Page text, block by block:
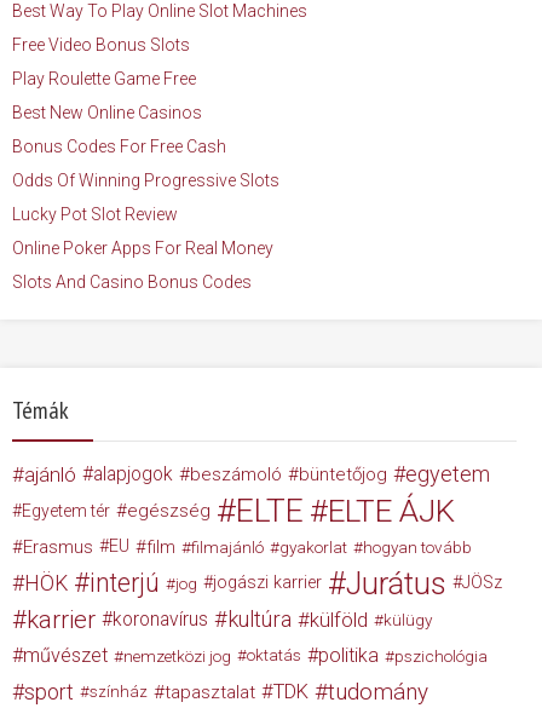
Best Way To Play Online Slot Machines
Free Video Bonus Slots
Play Roulette Game Free
Best New Online Casinos
Bonus Codes For Free Cash
Odds Of Winning Progressive Slots
Lucky Pot Slot Review
Online Poker Apps For Real Money
Slots And Casino Bonus Codes
Témák
ajánló alapjogok beszámoló büntetőjog egyetem
Egyetem tér egészség ELTE ELTE ÁJK
Erasmus EU film filmajánló gyakorlat hogyan tovább
HÖK interjú jog jogászi karrier Jurátus JÖSz
karrier koronavírus kultúra külföld külügy
művészet nemzetközi jog oktatás politika pszichológia
sport színház tapasztalat TDK tudomány